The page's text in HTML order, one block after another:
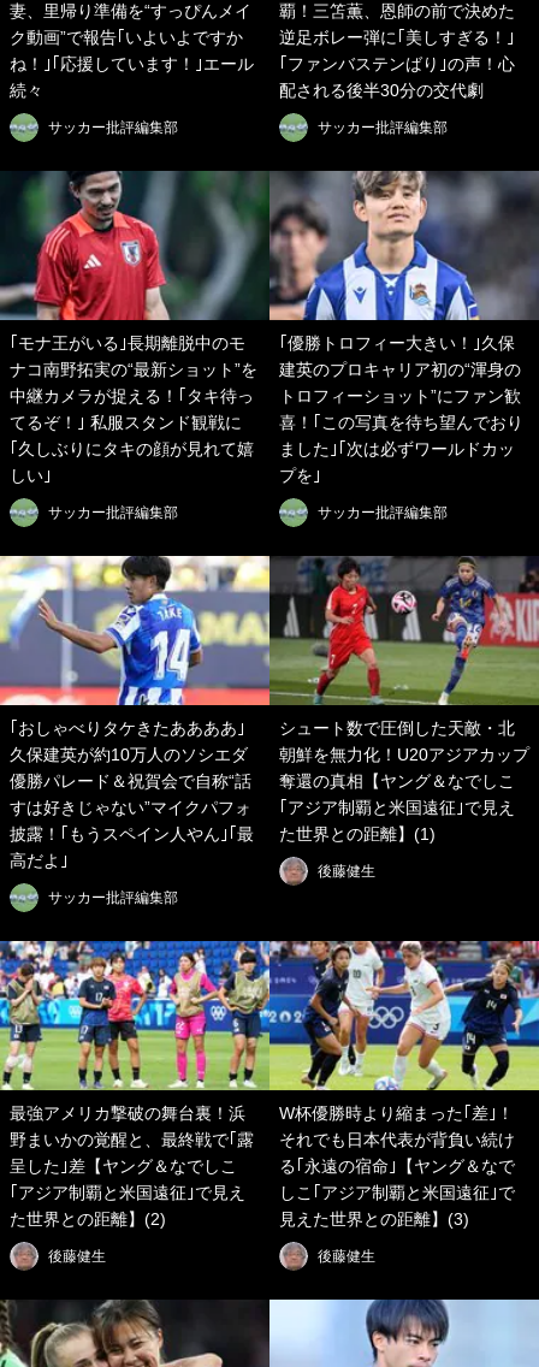
妻、里帰り準備を“すっぴんメイ
ク動画”で報告｢いよいよですか
ね！｣｢応援しています！｣エール
続々
サッカー批評編集部
覇！三笘薫、恩師の前で決めた
逆足ボレー弾に｢美しすぎる！｣
｢ファンバステンばり｣の声！心
配される後半30分の交代劇
サッカー批評編集部
｢モナ王がいる｣長期離脱中のモ
ナコ南野拓実の“最新ショット”を
中継カメラが捉える！｢タキ待っ
てるぞ！｣ 私服スタンド観戦に
｢久しぶりにタキの顔が見れて嬉
しい｣
サッカー批評編集部
｢優勝トロフィー大きい！｣久保
建英のプロキャリア初の“渾身の
トロフィーショット”にファン歓
喜！｢この写真を待ち望んでおり
ました｣｢次は必ずワールドカッ
プを｣
サッカー批評編集部
｢おしゃべりタケきたああああ｣
久保建英が約10万人のソシエダ
優勝パレード＆祝賀会で自称“話
すは好きじゃない”マイクパフォ
披露！｢もうスペイン人やん｣｢最
高だよ｣
サッカー批評編集部
シュート数で圧倒した天敵・北
朝鮮を無力化！U20アジアカップ
奪還の真相【ヤング＆なでしこ
｢アジア制覇と米国遠征｣で見え
た世界との距離】(1)
後藤健生
最強アメリカ撃破の舞台裏！浜
野まいかの覚醒と、最終戦で｢露
呈した｣差【ヤング＆なでしこ
｢アジア制覇と米国遠征｣で見え
た世界との距離】(2)
後藤健生
W杯優勝時より縮まった｢差｣！
それでも日本代表が背負い続け
る｢永遠の宿命｣【ヤング＆なで
しこ｢アジア制覇と米国遠征｣で
見えた世界との距離】(3)
後藤健生